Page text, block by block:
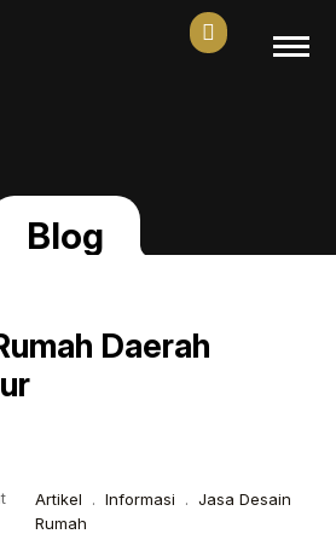
Blog
Daerah
Artikel .Informasi .Jasa Desain
Rumah